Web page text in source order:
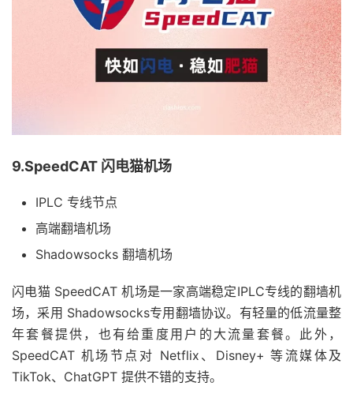
9.SpeedCAT 闪电猫机场
IPLC 专线节点
高端翻墙机场
Shadowsocks 翻墙机场
闪电猫 SpeedCAT 机场是一家高端稳定IPLC专线的翻墙机
场，采用 Shadowsocks专用翻墙协议。有轻量的低流量整
年套餐提供，也有给重度用户的大流量套餐。此外，
SpeedCAT 机场节点对 Netflix、Disney+ 等流媒体及
TikTok、ChatGPT 提供不错的支持。